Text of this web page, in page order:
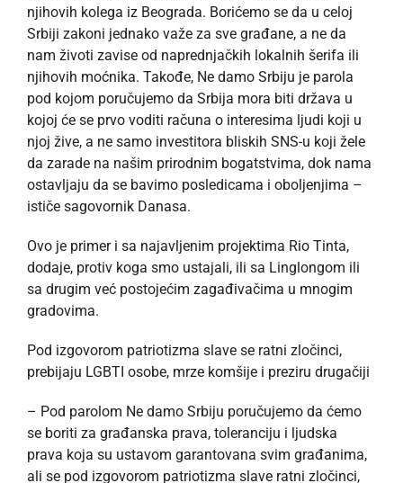
njihovih kolega iz Beograda. Borićemo se da u celoj
Srbiji zakoni jednako važe za sve građane, a ne da
nam životi zavise od naprednjačkih lokalnih šerifa ili
njihovih moćnika. Takođe, Ne damo Srbiju je parola
pod kojom poručujemo da Srbija mora biti država u
kojoj će se prvo voditi računa o interesima ljudi koji u
njoj žive, a ne samo investitora bliskih SNS-u koji žele
da zarade na našim prirodnim bogatstvima, dok nama
ostavljaju da se bavimo posledicama i oboljenjima –
ističe sagovornik Danasa.
Ovo je primer i sa najavljenim projektima Rio Tinta,
dodaje, protiv koga smo ustajali, ili sa Linglongom ili
sa drugim već postojećim zagađivačima u mnogim
gradovima.
Pod izgovorom patriotizma slave se ratni zločinci,
prebijaju LGBTI osobe, mrze komšije i preziru drugačiji
– Pod parolom Ne damo Srbiju poručujemo da ćemo
se boriti za građanska prava, toleranciju i ljudska
prava koja su ustavom garantovana svim građanima,
ali se pod izgovorom patriotizma slave ratni zločinci,